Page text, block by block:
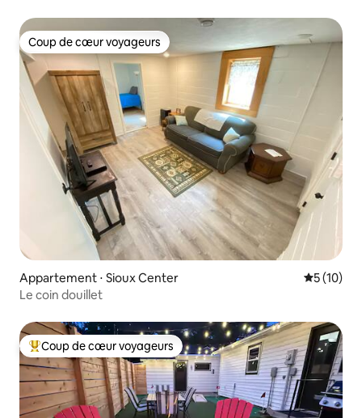
Coup de cœur voyageurs
Coup de cœur voyageurs
Appartement ⋅ Sioux Center
5 (10)
Le coin douillet
Coups de cœur voyageurs les plus appréciés
Coup de cœur voyageurs